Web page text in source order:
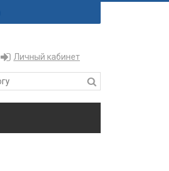
Личный кабинет